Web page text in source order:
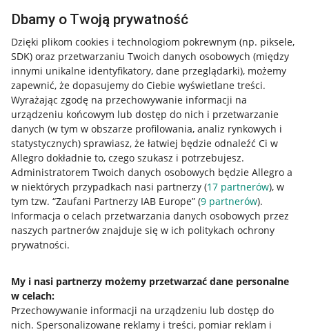
Dbamy o Twoją prywatność
Dzięki plikom cookies i technologiom pokrewnym (np. piksele,
SDK) oraz przetwarzaniu Twoich danych osobowych (między
innymi unikalne identyfikatory, dane przeglądarki), możemy
zapewnić, że dopasujemy do Ciebie wyświetlane treści.
Wyrażając zgodę na przechowywanie informacji na
urządzeniu końcowym lub dostęp do nich i przetwarzanie
danych (w tym w obszarze profilowania, analiz rynkowych i
statystycznych) sprawiasz, że łatwiej będzie odnaleźć Ci w
Allegro dokładnie to, czego szukasz i potrzebujesz.
Administratorem Twoich danych osobowych będzie Allegro a
w niektórych przypadkach nasi partnerzy (17 partnerów), w
tym tzw. “Zaufani Partnerzy IAB Europe” (9 partnerów).
Informacja o celach przetwarzania danych osobowych przez
naszych partnerów znajduje się w ich politykach ochrony
prywatności.
My i nasi partnerzy możemy przetwarzać dane personalne
w celach:
Przechowywanie informacji na urządzeniu lub dostęp do
nich. Spersonalizowane reklamy i treści, pomiar reklam i
Nawigacja
Przydatne informacje
Jak to działa
Allegro Gadane dla sprzedających
Allegro Gadane dla kupujących